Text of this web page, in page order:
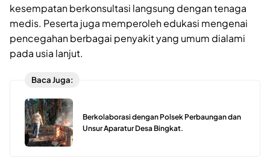
kesempatan berkonsultasi langsung dengan tenaga
medis. Peserta juga memperoleh edukasi mengenai
pencegahan berbagai penyakit yang umum dialami
pada usia lanjut.
Baca Juga:
Berkolaborasi dengan Polsek Perbaungan dan
Unsur Aparatur Desa Bingkat.